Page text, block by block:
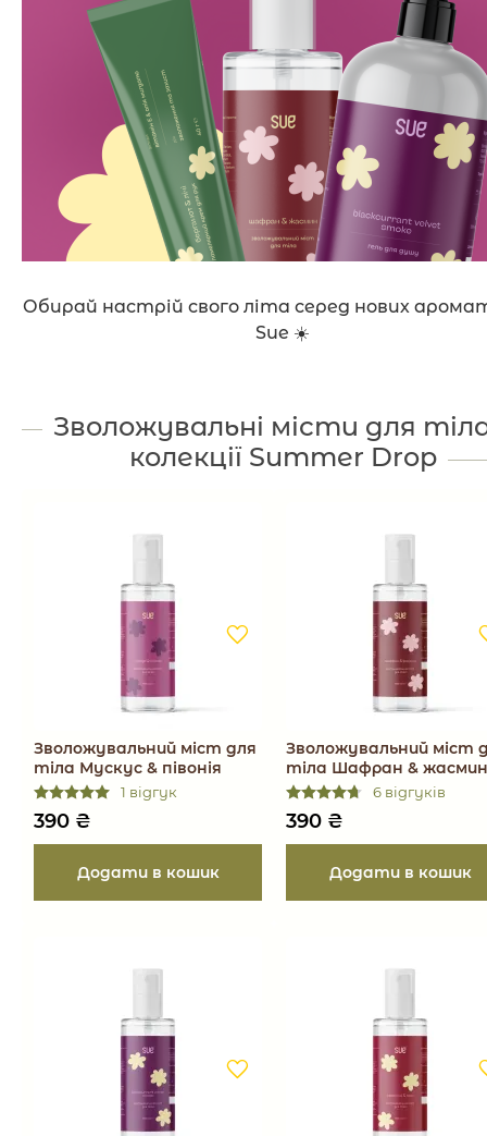
Обирай настрій свого літа серед нових
Sue ☀️
Зволожувальні місти для
колекції Summer Drop
Зволожувальний міст для
тіла Мускус & півонія
1 відгук
390 ₴
Зволожувальний міст
тіла Шафран & жасмин
6 відгуків
390 ₴